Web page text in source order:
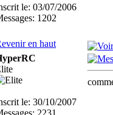
le: 03/07/2006
1202
en haut
le: 30/10/2007
2231